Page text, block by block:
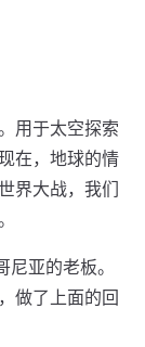
用于太空探索
在，地球的情
界大战，我们
亚的老板。
做了上面的回